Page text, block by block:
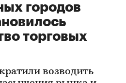
городов
торговых
возводить